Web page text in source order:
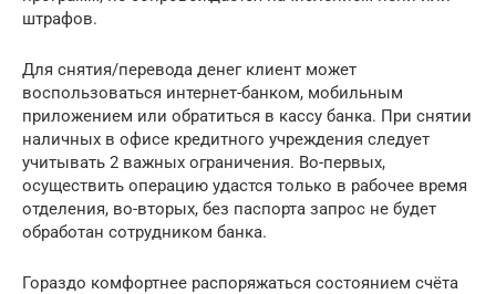
штрафов.
Для снятия/перевода денег клиент может
воспользоваться интернет-банком, мобильным
приложением или обратиться в кассу банка. При снятии
наличных в офисе кредитного учреждения следует
учитывать 2 важных ограничения. Во-первых,
осуществить операцию удастся только в рабочее время
отделения, во-вторых, без паспорта запрос не будет
обработан сотрудником банка.
Гораздо комфортнее распоряжаться состоянием счёта